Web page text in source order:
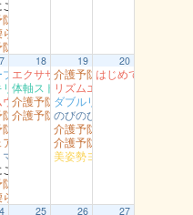
用瀬
岩美 文化センター
らくらく教室 醇風
智頭 山形
南
桑）
ー月曜
すこやかセンター）
ブリングストレッチ 湖山
リヨガ 吉方
ウオーキング （湯梨浜）
防岩美 浦富
智頭 総合センター（水）
ア体操 吉岡
マス ラボ
用瀬
岩美 文化センター
らくらく教室 醇風
18
エクササイズ 岩美
体軸ストレッチ 富桑
介護予防智頭 土師
介護予防智頭 山郷
19
介護予防岩美 岩井
リズムエアロ 駅南
ダブルリング江山
のびのび健康教室 青谷
介護予防岩美（大岩）
介護予防智頭 那岐
美姿勢ヨガ（高草）
20
はじめてのダンス
25 26 27